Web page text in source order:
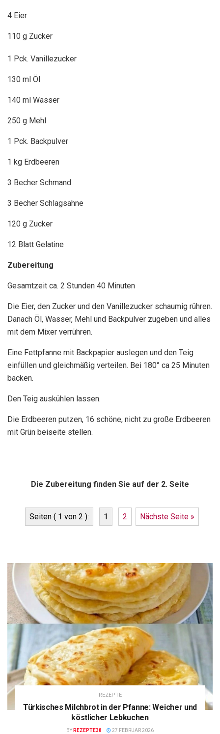
4 Eier
110 g Zucker
1 Pck. Vanillezucker
130 ml Öl
140 ml Wasser
250 g Mehl
1 Pck. Backpulver
1 kg Erdbeeren
3 Becher Schmand
3 Becher Schlagsahne
120 g Zucker
12 Blatt Gelatine
Zubereitung
Gesamtzeit ca. 2 Stunden 40 Minuten
Die Eier, den Zucker und den Vanillezucker schaumig rühren.
Danach Öl, Wasser, Mehl und Backpulver zugeben und alles
mit dem Mixer verrühren.
Eine Fettpfanne mit Backpapier auslegen und den Teig
einfüllen und gleichmäßig verteilen. Bei 180° ca 25 Minuten
backen.
Den Teig auskühlen lassen.
Die Erdbeeren putzen, 16 schöne, nicht zu große Erdbeeren
mit Grün beiseite stellen.
Die Zubereitung finden Sie auf der 2. Seite
Seiten ( 1 von 2 ): 1 2 Nächste Seite »
REZEPTE
Türkisches Milchbrot in der Pfanne: Weicher und
köstlicher Lebkuchen
BY REZEPTE38 27 FEBRUAR 2026